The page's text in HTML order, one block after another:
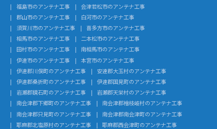
福島市のアンテナ工事
会津若松市のアンテナ工事
郡山市のアンテナ工事
白河市のアンテナ工事
須賀川市のアンテナ工事
喜多方市のアンテナ工事
相馬市のアンテナ工事
二本松市のアンテナ工事
田村市のアンテナ工事
南相馬市のアンテナ工事
伊達市のアンテナ工事
本宮市のアンテナ工事
伊達郡川俣町のアンテナ工事
安達郡大玉村のアンテナ工事
伊達郡桑折町のアンテナ工事
伊達郡国見町のアンテナ工事
岩瀬郡鏡石町のアンテナ工事
岩瀬郡天栄村のアンテナ工事
南会津郡下郷町のアンテナ工事
南会津郡檜枝岐村のアンテナ工事
南会津郡只見町のアンテナ工事
南会津郡南会津町のアンテナ工事
耶麻郡北塩原村のアンテナ工事
耶麻郡西会津町のアンテナ工事